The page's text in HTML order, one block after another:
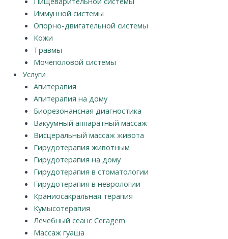
Иммунной системы
Опорно-двигательной системы
Кожи
Травмы
Мочеполовой системы
Услуги
Апитерапия
Апитерапия на дому
Биорезонансная диагностика
Вакуумный аппаратный массаж
Висцеральный массаж живота
Гирудотерапия животным
Гирудотерапия на дому
Гирудотерапия в стоматологии
Гирудотерапия в неврологии
Краниосакральная терапия
Кумысотерапия
Лечебный сеанс Ceragem
Массаж гуаша